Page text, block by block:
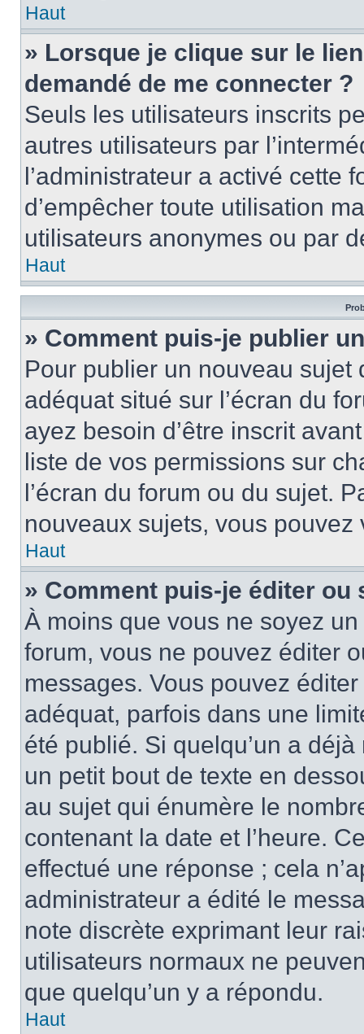
Haut
» Lorsque je clique sur le
demandé de me connecter ?
Seuls les utilisateurs inscrits
autres utilisateurs par
l’administrateur a activé cette
d’empêcher toute utilisation
utilisateurs anonymes ou par
Haut
» Comment puis-je publier
Pour publier un nouveau
adéquat situé sur l’écran du
ayez besoin d’être inscrit
liste de vos permissions sur
l’écran du forum ou du sujet.
nouveaux sujets, vous
Haut
» Comment puis-je éditer
À moins que vous ne soyez
forum, vous ne pouvez éditer
messages. Vous pouvez
adéquat, parfois dans une
été publié. Si quelqu’un a
un petit bout de texte en
au sujet qui énumère le
contenant la date et l’heure.
effectué une réponse ; cela
administrateur a édité le
note discrète exprimant leur
utilisateurs normaux ne
que quelqu’un y a répondu.
Haut